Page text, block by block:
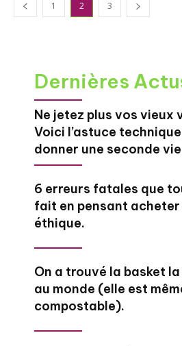
1 2 3
Dernières
Ne jetez plus vos vieux
Voici l’astuce
donner une seconde
6 erreurs fatales que
fait en pensant acheter
éthique.
On a trouvé la basket
au monde (elle est
compostable).